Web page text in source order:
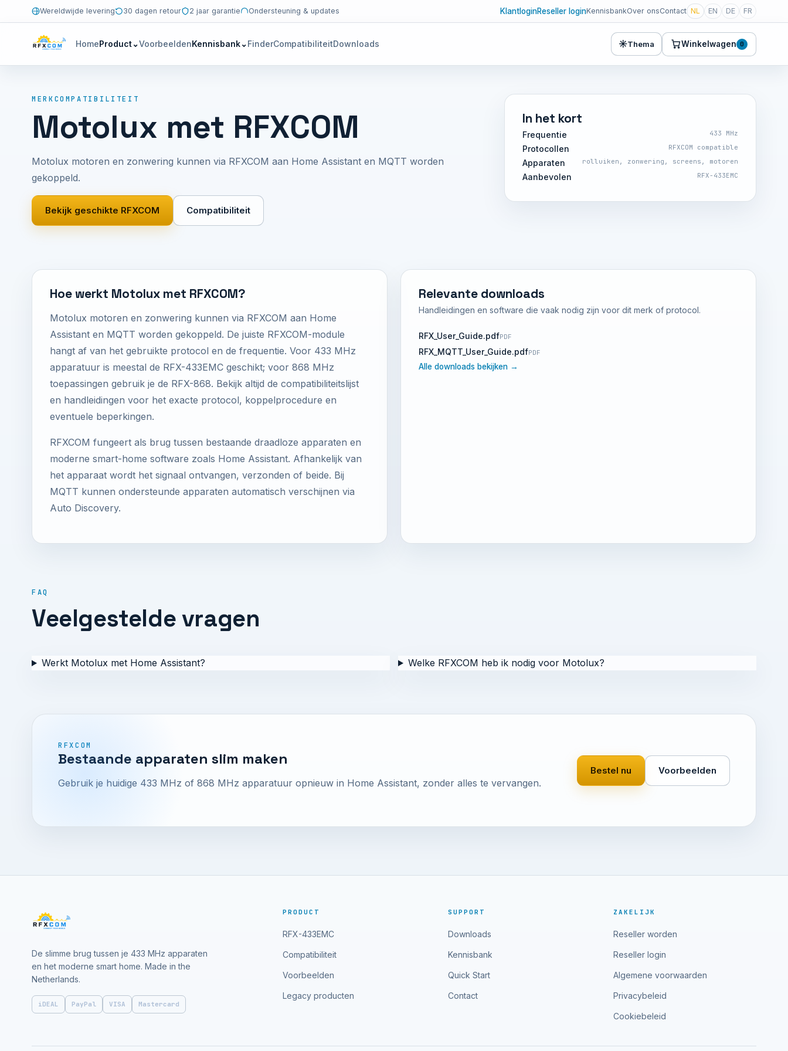
Wereldwijde levering 30 dagen retour 2 jaar garantie Ondersteuning & updates KlantloginReseller loginKennisbankOver onsContact NL EN DE FR
HomeProduct⌄VoorbeeldenKennisbank⌄FinderCompatibiliteitDownloads ☀Thema Winkelwagen 0
MERKCOMPATIBILITEIT
Motolux met RFXCOM
Motolux motoren en zonwering kunnen via RFXCOM aan Home Assistant en MQTT worden
gekoppeld.
Bekijk geschikte RFXCOM Compatibiliteit
In het kort
Frequentie 433 MHz
Protocollen RFXCOM compatible
Apparaten rolluiken, zonwering, screens, motoren
Aanbevolen RFX-433EMC
Hoe werkt Motolux met RFXCOM?
Motolux motoren en zonwering kunnen via RFXCOM aan Home
Assistant en MQTT worden gekoppeld. De juiste RFXCOM-module
hangt af van het gebruikte protocol en de frequentie. Voor 433 MHz
apparatuur is meestal de RFX-433EMC geschikt; voor 868 MHz
toepassingen gebruik je de RFX-868. Bekijk altijd de compatibiliteitslijst
en handleidingen voor het exacte protocol, koppelprocedure en
eventuele beperkingen.
RFXCOM fungeert als brug tussen bestaande draadloze apparaten en
moderne smart-home software zoals Home Assistant. Afhankelijk van
het apparaat wordt het signaal ontvangen, verzonden of beide. Bij
MQTT kunnen ondersteunde apparaten automatisch verschijnen via
Auto Discovery.
Relevante downloads
Handleidingen en software die vaak nodig zijn voor dit merk of protocol.
RFX_User_Guide.pdfPDF
RFX_MQTT_User_Guide.pdfPDF
Alle downloads bekijken →
FAQ
Veelgestelde vragen
Werkt Motolux met Home Assistant? Welke RFXCOM heb ik nodig voor Motolux?
RFXCOM
Bestaande apparaten slim maken
Gebruik je huidige 433 MHz of 868 MHz apparatuur opnieuw in Home Assistant, zonder alles te vervangen.
Bestel nu Voorbeelden
De slimme brug tussen je 433 MHz apparaten
en het moderne smart home. Made in the
Netherlands.
iDEAL PayPal VISA Mastercard
PRODUCT
RFX-433EMC
Compatibiliteit
Voorbeelden
Legacy producten
SUPPORT
Downloads
Kennisbank
Quick Start
Contact
ZAKELIJK
Reseller worden
Reseller login
Algemene voorwaarden
Privacybeleid
Cookiebeleid